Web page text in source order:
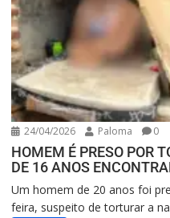
24/04/2026 Paloma 0
HOMEM É PRESO POR
DE 16 ANOS
Um homem de 20 anos foi
feira, suspeito de torturar a